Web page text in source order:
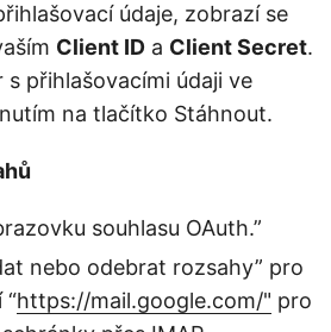
údaje, zobrazí se
Client ID a Client Secret.
s přihlašovacími údaji ve
na tlačítko Stáhnout.
souhlasu OAuth.”
nebo odebrat rozsahy” pro
“https://mail.google.com/" pro